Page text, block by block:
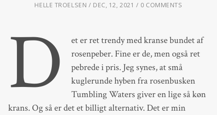
HELLE TROELSEN DEC, 12, 2021 0 COMMENTS
D
et er ret trendy med kranse bundet af
rosenpeber. Fine er de, men også ret
pebrede i pris. Jeg synes, at små
kuglerunde hyben fra rosenbusken
Tumbling Waters giver en lige så køn
krans. Og så er det et billigt alternativ. Det er min